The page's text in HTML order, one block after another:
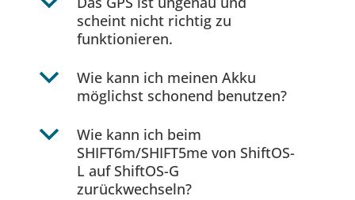
scheint nicht richtig zu
funktionieren.
b
Wie kann ich meinen Akku
möglichst schonend benutzen?
b
Wie kann ich beim
SHIFT6m/SHIFT5me von ShiftOS-
L auf ShiftOS-G
zurückwechseln?